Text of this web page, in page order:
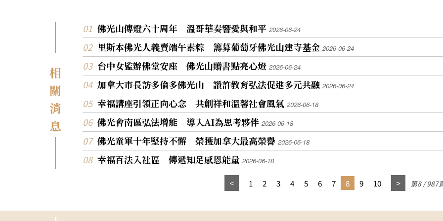
相
關
消
息
佛光山傳燈六十周年 溫哥華奏響愛與和平 2026-06-24
里斯本佛光人義賣端午素粽 籌募葡萄牙佛光山建寺基金 2026-06-24
台中女監辦佛堂安座 佛光山贈書點亮心燈 2026-06-24
加拿大市長訪多倫多佛光山 讚許教育弘法促進多元共融 2026-06-24
幸福講座引領正向心念 共創祥和溫馨社會風氣 2026-06-18
佛光會南區弘法增能 導入AI為思考夥伴 2026-06-18
佛光童軍十年堅持不懈 榮獲加拿大最高榮譽 2026-06-18
幸福百法入社區 傳遞知足感恩能量 2026-06-18
1 2 3 4 5 6 7 8 9 10 第8 / 987